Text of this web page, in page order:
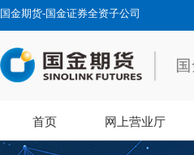
国金期货-国金证券全资子公司
首页 网上营业厅